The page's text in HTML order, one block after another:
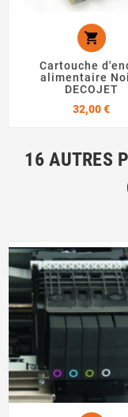

Cartouche
alimentaire
DECOJET
32,00 €Prix
16 AUTRES